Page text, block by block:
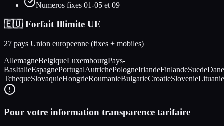
Numeros fixes 01-05 et 09
🇪🇺 Forfait Illimite UE
27 pays Union europeenne (fixes + mobiles)
AllemagneBelgiqueLuxembourgPays-
BasItalieEspagnePortugalAutrichePologneIrlandeFinlandeSuede
TchequeSlovaquieHongrieRoumanieBulgarieCroatieSlovenieLituanie
Pour votre information transparence tarifaire